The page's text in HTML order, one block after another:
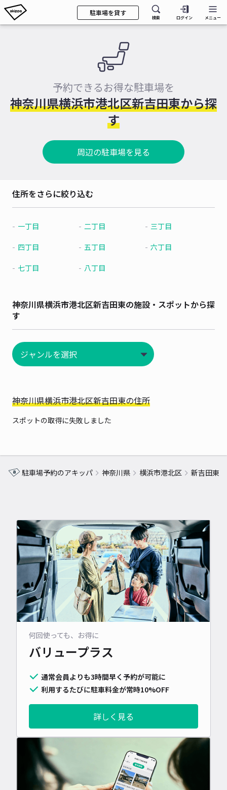
駐車場を貸す
検索 ログイン メニュー
予約できるお得な駐車場を
神奈川県横浜市港北区新吉田東から探
す
周辺の駐車場を見る
住所をさらに絞り込む
一丁目 二丁目 三丁目
四丁目 五丁目 六丁目
七丁目 八丁目
神奈川県横浜市港北区新吉田東の施設・スポットから探
す
神奈川県横浜市港北区新吉田東の住所
スポットの取得に失敗しました
駐車場予約のアキッパ 神奈川県 横浜市港北区 新吉田東
何回使っても、お得に
バリュープラス
通常会員よりも3時間早く予約が可能に
利用するたびに駐車料金が常時10%OFF
詳しく見る